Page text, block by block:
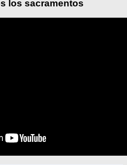
los sacramentos